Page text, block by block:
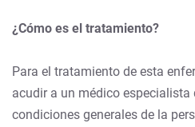
¿Cómo es el tratamiento?
Para el tratamiento de esta
acudir a un médico especialista
condiciones generales de la